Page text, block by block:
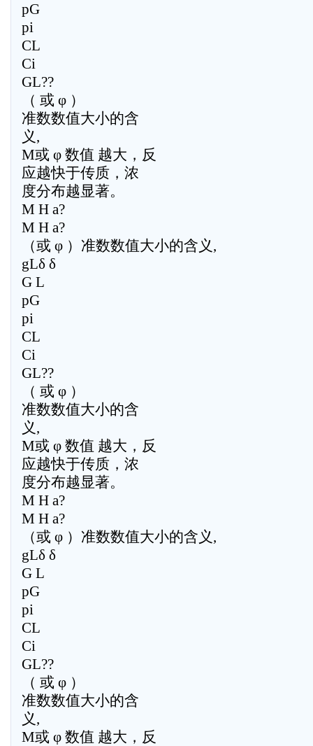
pG
pi
CL
Ci
GL??
（ 或 φ ）
准数数值大小的含
义,
M或 φ 数值 越大，反
应越快于传质，浓
度分布越显著。
M H a?
M H a?
（或 φ ）准数数值大小的含义,
gLδ δ
G L
pG
pi
CL
Ci
GL??
（ 或 φ ）
准数数值大小的含
义,
M或 φ 数值 越大，反
应越快于传质，浓
度分布越显著。
M H a?
M H a?
（或 φ ）准数数值大小的含义,
gLδ δ
G L
pG
pi
CL
Ci
GL??
（ 或 φ ）
准数数值大小的含
义,
M或 φ 数值 越大，反